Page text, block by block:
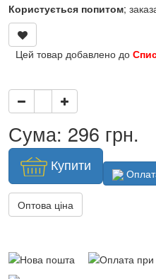
Користується попитом;
Цей товар добавлено до
Сума: 296 грн.
Купити
Оптова ціна